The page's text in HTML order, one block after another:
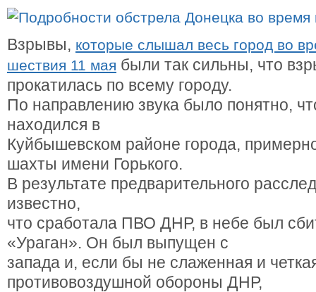
Взрывы, которые слышал весь город во
шествия 11 мая были так сильны, что
прокатилась по всему городу.
По направлению звука было понятно,
находился в
Куйбышевском районе города,
шахты имени Горького.
В результате предварительного
известно,
что сработала ПВО ДНР, в небе был
«Ураган». Он был выпущен с
запада и, если бы не слаженная и
противовоздушной обороны ДНР,